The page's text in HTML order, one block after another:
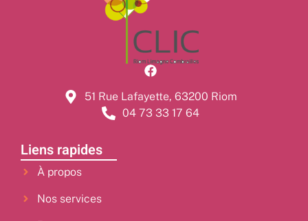
51 Rue Lafayette, 63200 Riom
04 73 33 17 64
Liens rapides
À propos
Nos services